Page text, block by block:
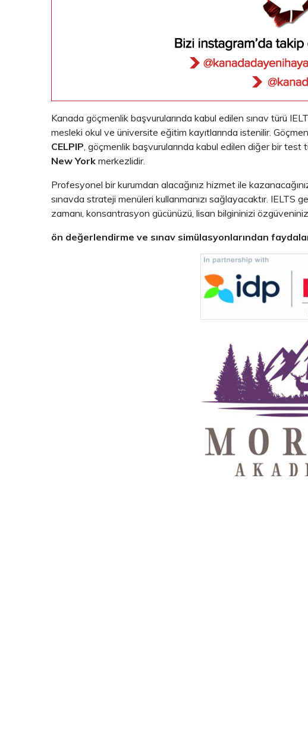
Kanada göçmenlik başvurularında kabul edilen sınav türü
mesleki okul ve üniversite eğitim kayıtlarında istenilir.
CELPIP, göçmenlik başvurularında kabul edilen diğer bir
New Yorkmerkezlidir.
Profesyonel bir kurumdan alacağınız hizmet ile
sınavda strateji menüleri kullanmanızı sağlayacaktır. IELTS
zamanı, konsantrasyon gücünüzü, lisan bilgininizi
ön değerlendirme ve sınav simülasyonlarından